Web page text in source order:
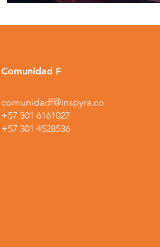
Comunidad F
comunidadf@inspyra.co
+57 301 6161027
+57 301 4528536